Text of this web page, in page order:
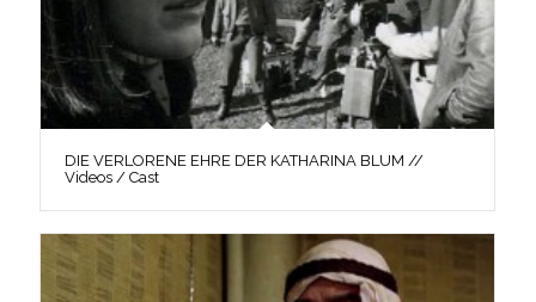
DIE VERLORENE EHRE DER KATHARINA BLUM //
Videos / Cast